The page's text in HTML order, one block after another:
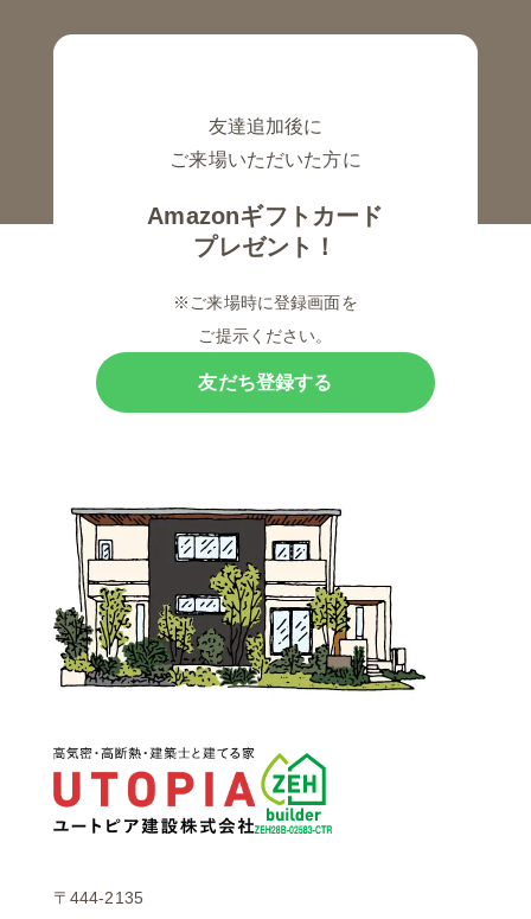
友だち登録する
友達追加後に
ご来場いただいた方に
Amazonギフトカード
プレゼント！
※ご来場時に登録画面を
ご提示ください。
〒444-2135